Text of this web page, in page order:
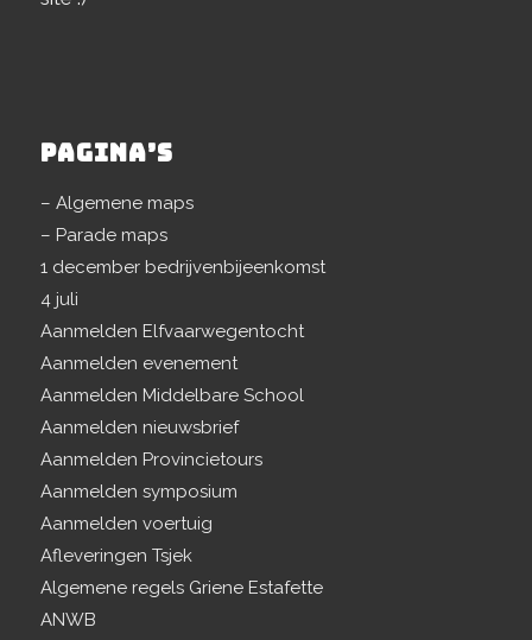
PAGINA’S
– Algemene maps
– Parade maps
1 december bedrijvenbijeenkomst
4 juli
Aanmelden Elfvaarwegentocht
Aanmelden evenement
Aanmelden Middelbare School
Aanmelden nieuwsbrief
Aanmelden Provincietours
Aanmelden symposium
Aanmelden voertuig
Afleveringen Tsjek
Algemene regels Griene Estafette
ANWB